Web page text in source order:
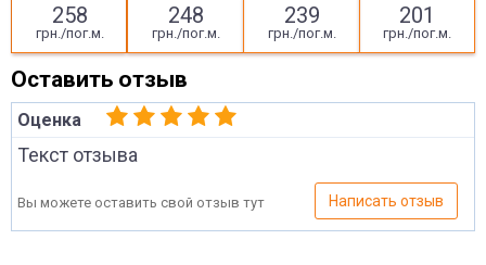
258
грн./пог.м.
248
грн./пог.м.
239
грн./пог.м.
201
грн./пог.м.
Оставить отзыв
Оценка
Текст отзыва
Вы можете оставить свой отзыв тут Написать отзыв